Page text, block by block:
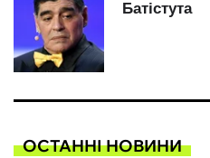
ОСТАННІ НОВИНИ